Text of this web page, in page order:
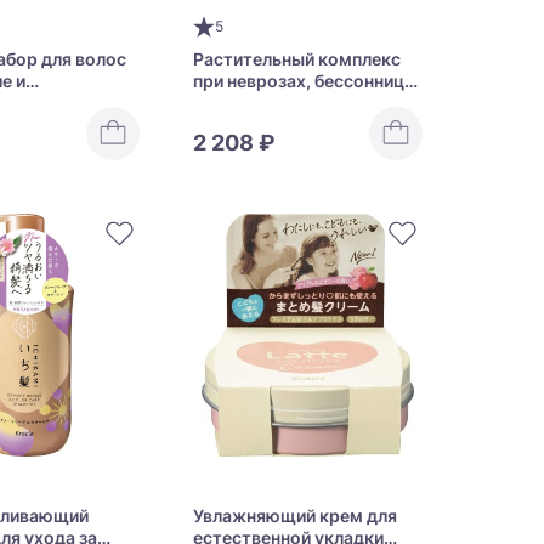
для волос
и
Care
5
Растительный комплекс
при неврозах, бессоннице
Saikokaryukotsuryoto
2 208 ₽
ухода за
Увлажняющий крем для
естественной укладки